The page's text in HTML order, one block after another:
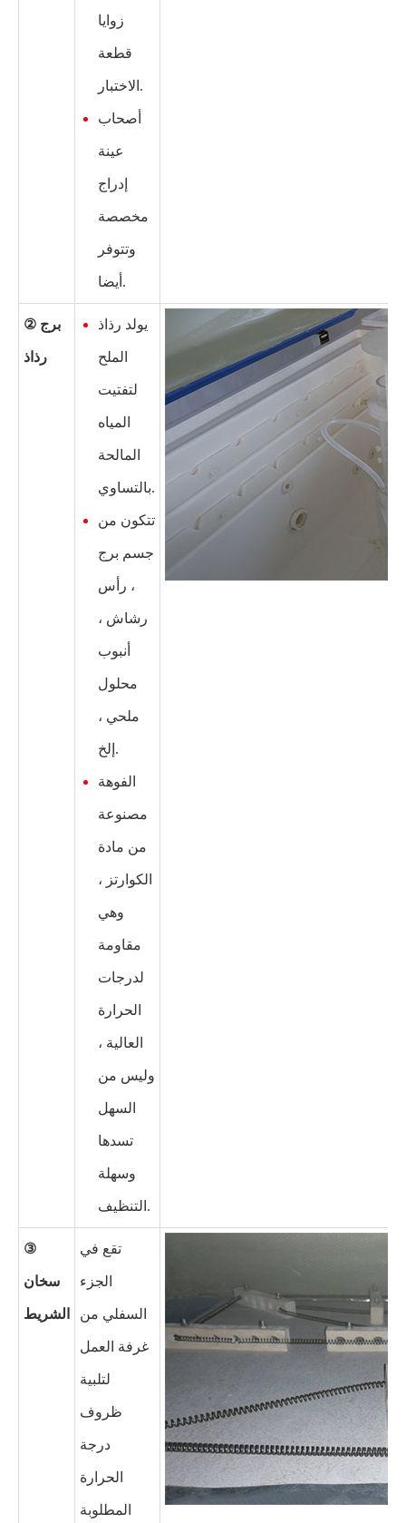
زوايا
قطعة
الاختبار.
أصحاب
عينة
إدراج
مخصصة
وتتوفر
أيضا.
② برج
رذاذ
يولد رذاذ
الملح
لتفتيت
المياه
المالحة
بالتساوي.
تتكون من
جسم برج
، رأس
رشاش ،
أنبوب
محلول
ملحي ،
إلخ.
الفوهة
مصنوعة
من مادة
الكوارتز ،
وهي
مقاومة
لدرجات
الحرارة
العالية ،
وليس من
السهل
تسدها
وسهلة
التنظيف.
③
سخان
الشريط
تقع في
الجزء
السفلي من
غرفة العمل
لتلبية
ظروف
درجة
الحرارة
المطلوبة